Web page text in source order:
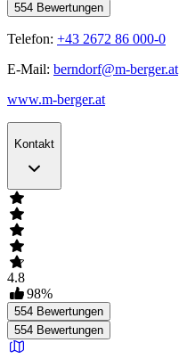
554 Bewertungen
Telefon: +43 2672 86 000-0
E-Mail: berndorf@m-berger.at
www.m-berger.at
Kontakt
4.8
98%
554 Bewertungen
554 Bewertungen